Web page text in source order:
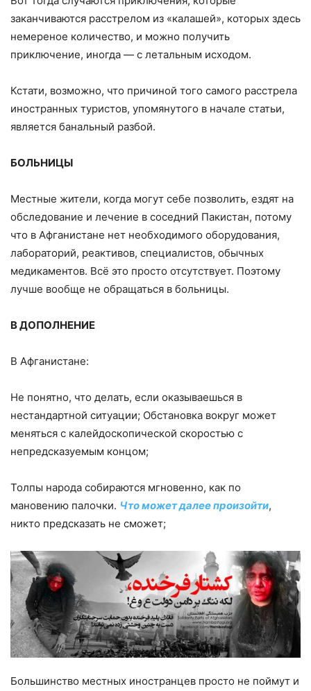
заканчиваются расстрелом из «калашей», которых здесь
немереное количество, и можно получить
приключение, иногда — с летальным исходом.
Кстати, возможно, что причиной того самого расстрела
иностранных туристов, упомянутого в начале статьи,
является банальный разбой.
БОЛЬНИЦЫ
Местные жители, когда могут себе позволить, ездят на
обследование и лечение в соседний Пакистан, потому
что в Афганистане нет необходимого оборудования,
лабораторий, реактивов, специалистов, обычных
медикаментов. Всё это просто отсутствует. Поэтому
лучше вообще не обращаться в больницы.
В ДОПОЛНЕНИЕ
В Афганистане:
Не понятно, что делать, если оказываешься в
нестандартной ситуации; Обстановка вокруг может
меняться с калейдоскопической скоростью с
непредсказуемым концом;
Толпы народа собираются мгновенно, как по
мановению палочки. Что может далее произойти,
никто предсказать не сможет;
Большинство местных иностранцев просто не поймут и